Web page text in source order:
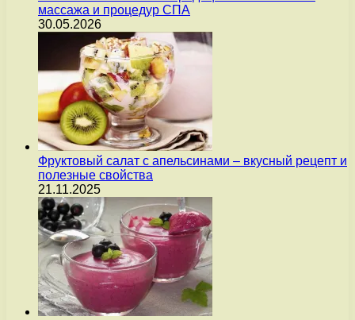
массажа и процедур СПА
30.05.2026
Фруктовый салат с апельсинами – вкусный рецепт и
полезные свойства
21.11.2025